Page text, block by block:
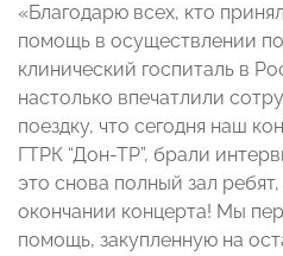
«Благодарю всех, кто
помощь в осуществлении
клинический госпиталь в
настолько впечатлили
поездку, что сегодня наш
ГТРК “Дон-ТР”, брали
это снова полный зал
окончании концерта! Мы
помощь, закупленную на